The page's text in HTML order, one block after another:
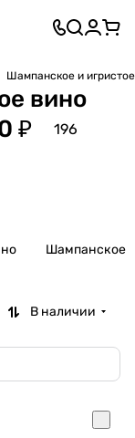
Шампанское и
вино
₽
196
Шампанское
В наличии